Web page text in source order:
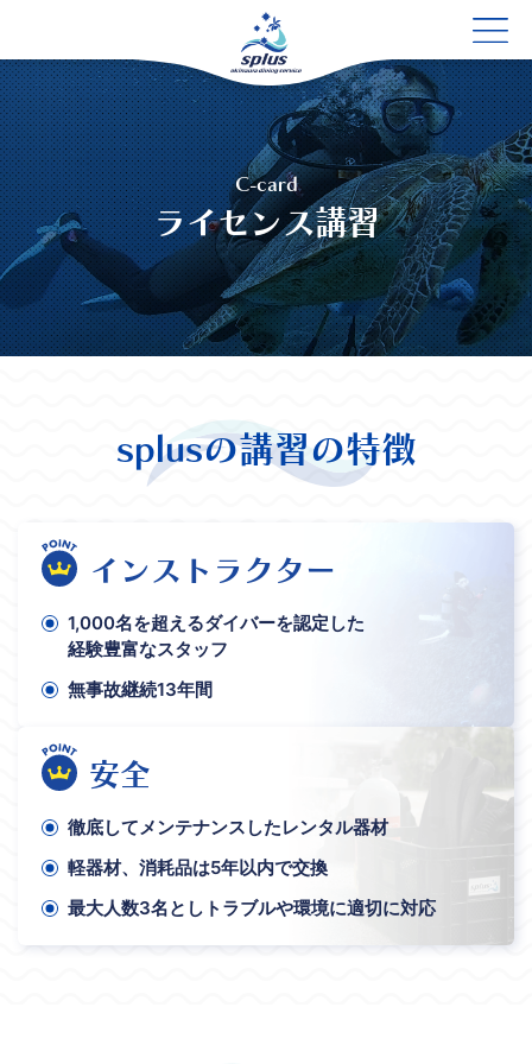
C-card
ライセンス講習
splusの講習の特徴
インストラクター
1,000名を超えるダイバーを認定した
経験豊富なスタッフ
無事故継続13年間
安全
徹底してメンテナンスしたレンタル器材
軽器材、消耗品は5年以内で交換
最大人数3名としトラブルや環境に適切に対応